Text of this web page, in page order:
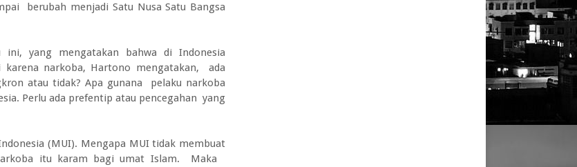
berubah menjadi Satu Nusa Satu Bangsa
ini, yang mengatakan bahwa di Indonesia
narkoba, Hartono mengatakan, ada
atau tidak? Apa gunana pelaku narkoba
Perlu ada prefentip atau pencegahan yang
(MUI). Mengapa MUI tidak membuat
itu karam bagi umat Islam. Maka